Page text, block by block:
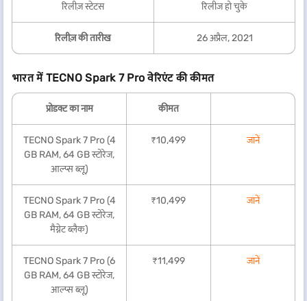
रिलीज़ स्टेटस रिलीज हो चुके
रिलीज़ की तारीख 26 अप्रैल, 2021
भारत में TECNO Spark 7 Pro वेरिएंट की कीमत
प्रोडक्ट का नाम कीमत
TECNO Spark 7 Pro (4
GB RAM, 64 GB स्टोरेज,
आल्प्स ब्लू)
₹10,499 जानें
TECNO Spark 7 Pro (4
GB RAM, 64 GB स्टोरेज,
मैग्नेट ब्लैक)
₹10,499 जानें
TECNO Spark 7 Pro (6
GB RAM, 64 GB स्टोरेज,
आल्प्स ब्लू)
₹11,499 जानें